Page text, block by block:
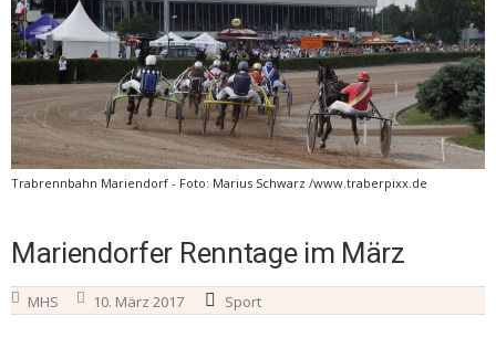
Trabrennbahn Mariendorf - Foto: Marius Schwarz /www.traberpixx.de
Mariendorfer Renntage im März
MHS 10. März 2017 Sport